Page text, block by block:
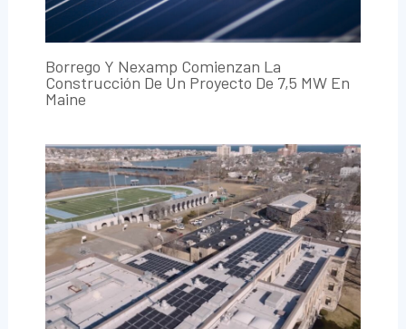
Borrego Y Nexamp Comienzan La
Construcción De Un Proyecto De 7,5 MW En
Maine